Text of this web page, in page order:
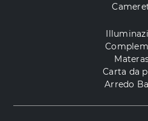
Carta da
Arredo